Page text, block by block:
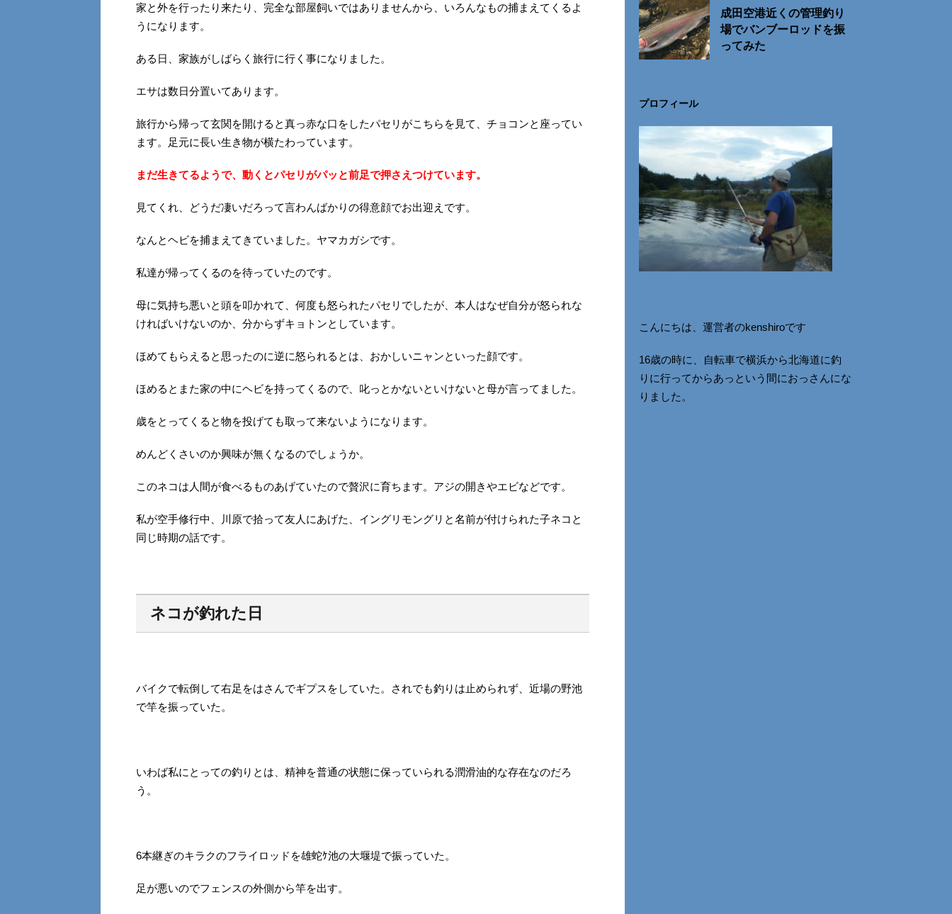
家と外を行ったり来たり、完全な部屋飼いではありませんから、いろんなもの捕まえてくるよ
うになります。
ある日、家族がしばらく旅行に行く事になりました。
エサは数日分置いてあります。
旅行から帰って玄関を開けると真っ赤な口をしたパセリがこちらを見て、チョコンと座ってい
ます。足元に長い生き物が横たわっています。
まだ生きてるようで、動くとパセリがパッと前足で押さえつけています。
見てくれ、どうだ凄いだろって言わんばかりの得意顔でお出迎えです。
なんとヘビを捕まえてきていました。ヤマカガシです。
私達が帰ってくるのを待っていたのです。
母に気持ち悪いと頭を叩かれて、何度も怒られたパセリでしたが、本人はなぜ自分が怒られな
ければいけないのか、分からずキョトンとしています。
ほめてもらえると思ったのに逆に怒られるとは、おかしいニャンといった顔です。
ほめるとまた家の中にヘビを持ってくるので、叱っとかないといけないと母が言ってました。
歳をとってくると物を投げても取って来ないようになります。
めんどくさいのか興味が無くなるのでしょうか。
このネコは人間が食べるものあげていたので贅沢に育ちます。アジの開きやエビなどです。
私が空手修行中、川原で拾って友人にあげた、イングリモングリと名前が付けられた子ネコと
同じ時期の話です。
ネコが釣れた日
バイクで転倒して右足をはさんでギプスをしていた。されでも釣りは止められず、近場の野池
で竿を振っていた。
いわば私にとっての釣りとは、精神を普通の状態に保っていられる潤滑油的な存在なのだろ
う。
6本継ぎのキラクのフライロッドを雄蛇ｹ池の大堰堤で振っていた。
足が悪いのでフェンスの外側から竿を出す。
成田空港近くの管理釣り
場でバンブーロッドを振
ってみた
プロフィール
こんにちは、運営者のkenshiroです
16歳の時に、自転車で横浜から北海道に釣
りに行ってからあっという間におっさんにな
りました。